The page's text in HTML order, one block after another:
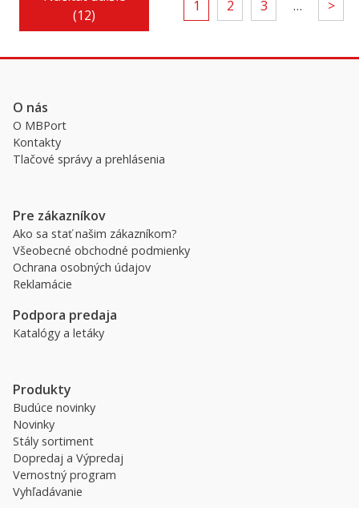
(12)
1 2 3 … >
O nás
O MBPort
Kontakty
Tlačové správy a prehlásenia
Pre zákazníkov
Ako sa stať našim zákazníkom?
Všeobecné obchodné podmienky
Ochrana osobných údajov
Reklamácie
Podpora predaja
Katalógy a letáky
Produkty
Budúce novinky
Novinky
Stály sortiment
Dopredaj a Výpredaj
Vernostný program
Vyhľadávanie